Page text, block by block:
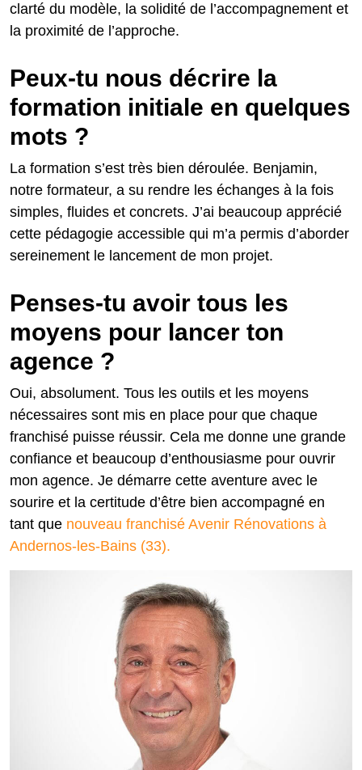
clarté du modèle, la solidité de l’accompagnement et
la proximité de l’approche.
Peux-tu nous décrire la
formation initiale en quelques
mots ?
La formation s’est très bien déroulée. Benjamin,
notre formateur, a su rendre les échanges à la fois
simples, fluides et concrets. J’ai beaucoup apprécié
cette pédagogie accessible qui m’a permis d’aborder
sereinement le lancement de mon projet.
Penses-tu avoir tous les
moyens pour lancer ton
agence ?
Oui, absolument. Tous les outils et les moyens
nécessaires sont mis en place pour que chaque
franchisé puisse réussir. Cela me donne une grande
confiance et beaucoup d’enthousiasme pour ouvrir
mon agence. Je démarre cette aventure avec le
sourire et la certitude d’être bien accompagné en
tant que nouveau franchisé Avenir Rénovations à
Andernos-les-Bains (33).